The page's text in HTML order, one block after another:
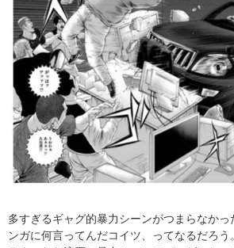
多すぎるギャグ的暴力シーンがつまらなかっ
ンガに何言ってんだコイツ、ってなるだろ